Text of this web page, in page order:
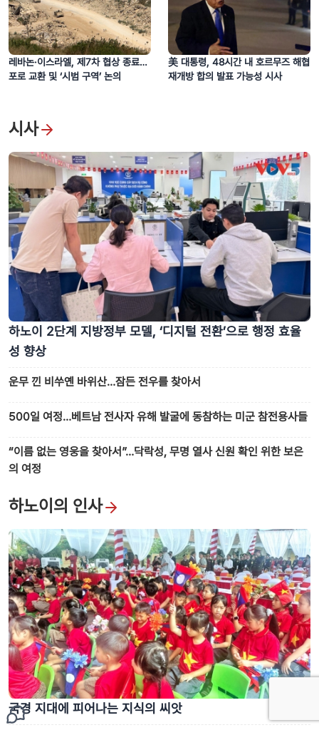
레바논·이스라엘, 제7차 협상 종료…
포로 교환 및 ‘시범 구역’ 논의
美 대통령, 48시간 내 호르무즈 해협
재개방 합의 발표 가능성 시사
시사
하노이 2단계 지방정부 모델, ‘디지털 전환’으로 행정 효율
성 향상
운무 낀 비쑤옌 바위산…잠든 전우를 찾아서
500일 여정…베트남 전사자 유해 발굴에 동참하는 미군 참전용사들
“이름 없는 영웅을 찾아서”…닥락성, 무명 열사 신원 확인 위한 보은
의 여정
하노이의 인사
국경 지대에 피어나는 지식의 씨앗